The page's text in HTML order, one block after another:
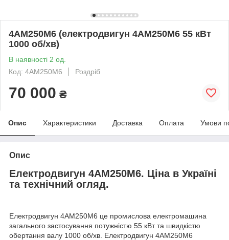
4АМ250М6 (електродвигун 4АМ250М6 55 кВт
1000 об/хв)
В наявності 2 од.
Код: 4АМ250М6
Роздріб
70 000 ₴
Опис Характеристики Доставка Оплата Умови
Опис
Електродвигун 4АМ250М6. Ціна в Україні
та технічний огляд.
Електродвигун 4АМ250М6 це промислова електромашина
загального застосування потужністю 55 кВт та швидкістю
обертання валу 1000 об/хв. Електродвигун 4АМ250М6